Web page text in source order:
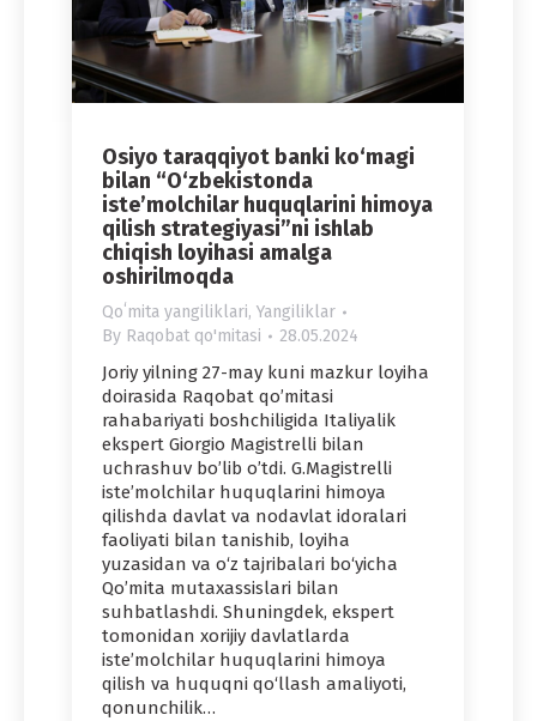
Osiyo taraqqiyot banki ko‘magi
bilan “O‘zbekistonda
iste’molchilar huquqlarini himoya
qilish strategiyasi”ni ishlab
chiqish loyihasi amalga
oshirilmoqda
Qoʻmita yangiliklari, Yangiliklar
By Raqobat qo'mitasi 28.05.2024
Joriy yilning 27-may kuni mazkur loyiha
doirasida Raqobat qo’mitasi
rahabariyati boshchiligida Italiyalik
ekspert Giorgio Magistrelli bilan
uchrashuv bo’lib o’tdi. G.Magistrelli
iste’molchilar huquqlarini himoya
qilishda davlat va nodavlat idoralari
faoliyati bilan tanishib, loyiha
yuzasidan va o‘z tajribalari bo‘yicha
Qo’mita mutaxassislari bilan
suhbatlashdi. Shuningdek, ekspert
tomonidan xorijiy davlatlarda
iste’molchilar huquqlarini himoya
qilish va huquqni qo‘llash amaliyoti,
qonunchilik…